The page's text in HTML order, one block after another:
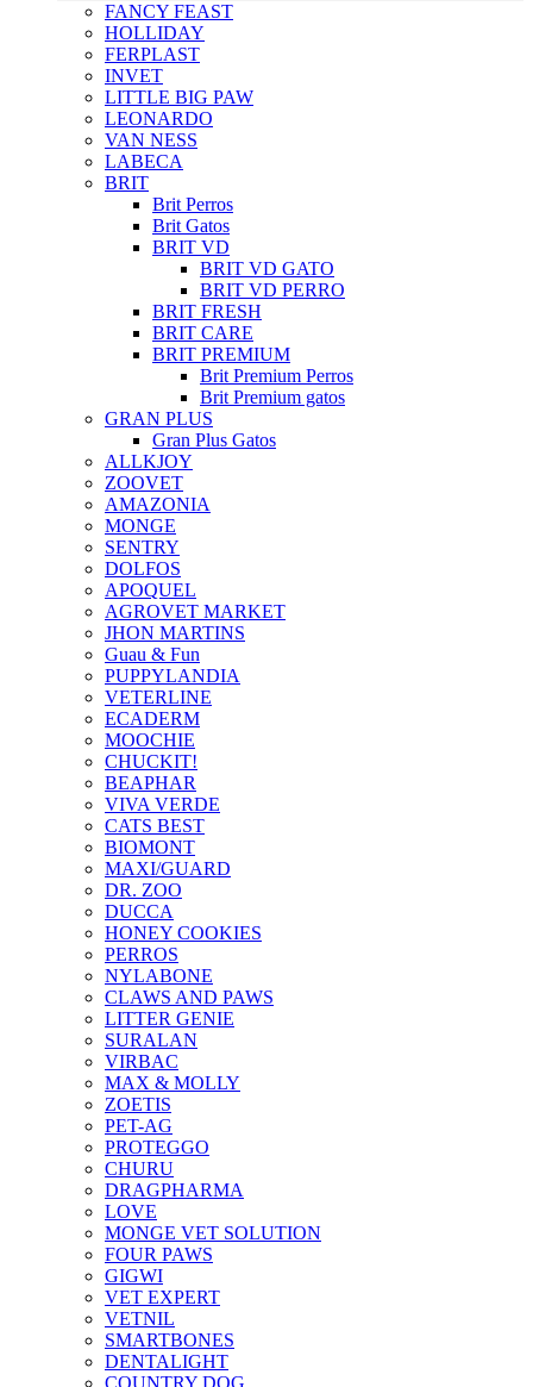
FANCY FEAST
HOLLIDAY
FERPLAST
INVET
LITTLE BIG PAW
LEONARDO
VAN NESS
LABECA
BRIT
Brit Perros
Brit Gatos
BRIT VD
BRIT VD GATO
BRIT VD PERRO
BRIT FRESH
BRIT CARE
BRIT PREMIUM
Brit Premium Perros
Brit Premium gatos
GRAN PLUS
Gran Plus Gatos
ALLKJOY
ZOOVET
AMAZONIA
MONGE
SENTRY
DOLFOS
APOQUEL
AGROVET MARKET
JHON MARTINS
Guau & Fun
PUPPYLANDIA
VETERLINE
ECADERM
MOOCHIE
CHUCKIT!
BEAPHAR
VIVA VERDE
CATS BEST
BIOMONT
MAXI/GUARD
DR. ZOO
DUCCA
HONEY COOKIES
PERROS
NYLABONE
CLAWS AND PAWS
LITTER GENIE
SURALAN
VIRBAC
MAX & MOLLY
ZOETIS
PET-AG
PROTEGGO
CHURU
DRAGPHARMA
LOVE
MONGE VET SOLUTION
FOUR PAWS
GIGWI
VET EXPERT
VETNIL
SMARTBONES
DENTALIGHT